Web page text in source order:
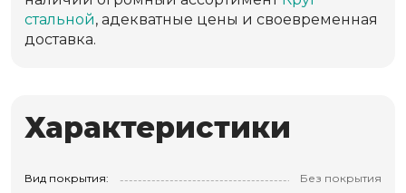
стальной, адекватные цены и своевременная
доставка.
Характеристики
Вид покрытия:
Без покрытия